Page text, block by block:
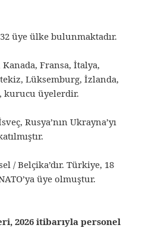
üye ülke bulunmaktadır.
Fransa, İtalya,
Lüksemburg, İzlanda,
kurucu üyelerdir.
Rusya’nın Ukrayna’yı
/ Belçika’dır. Türkiye, 18
üye olmuştur.
2026 itibarıyla personel